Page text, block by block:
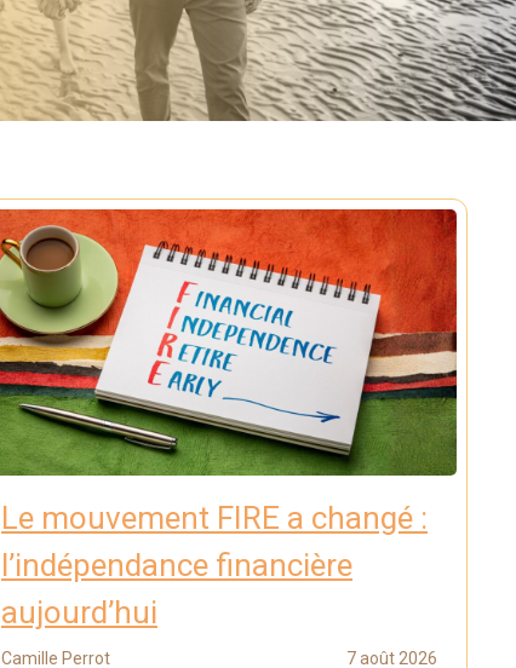
Le mouvement FIRE a changé :
l’indépendance financière
aujourd’hui
Camille Perrot 7 août 2026